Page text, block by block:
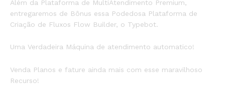
Além da Plataforma de MultiAtendimento Premium,
entregaremos de Bônus essa Podedosa Plataforma de
Criação de Fluxos Flow Builder, o Typebot.
Uma Verdadeira Máquina de atendimento automatico!
Venda Planos e fature ainda mais com esse maravilhoso
Recurso!